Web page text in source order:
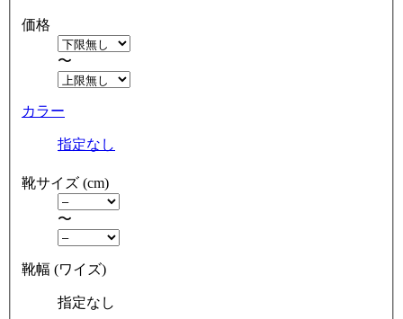
価格
〜
カラー
指定なし
靴サイズ (cm)
〜
靴幅 (ワイズ)
指定なし